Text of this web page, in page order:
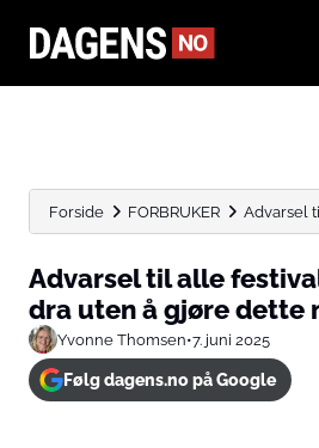
Forside FORBRUKER Advarsel
Advarsel til alle
dra uten å gjøre dette
Yvonne Thomsen•7. juni 2025
Følg dagens.no på Google